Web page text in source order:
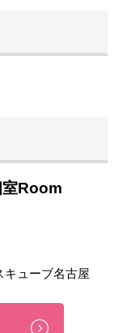
室Room
キューブ名古屋